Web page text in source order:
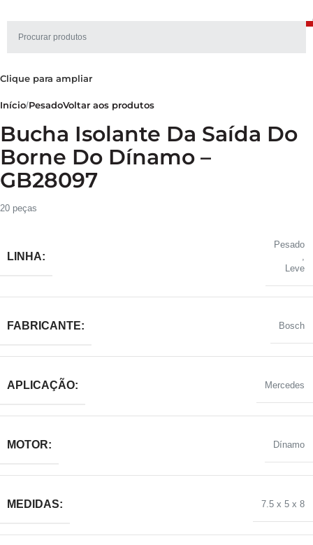
Clique para ampliar
Início PesadoVoltar aos produtos
Bucha Isolante Da Saída Do
Borne Do Dínamo –
GB28097
20 peças
LINHA:
Pesado
,
Leve
FABRICANTE: Bosch
APLICAÇÃO: Mercedes
MOTOR: Dínamo
MEDIDAS: 7.5 x 5 x 8